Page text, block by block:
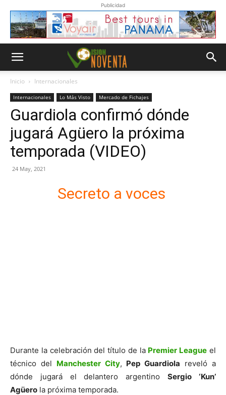
Publicidad
Inicio Internacionales
Internacionales Lo Más Visto Mercado de Fichajes
Guardiola confirmó dónde
jugará Agüero la próxima
temporada (VIDEO)
24 May, 2021
Secreto a voces
Durante la celebración del título de la Premier League el
técnico del Manchester City, Pep Guardiola reveló a
dónde jugará el delantero argentinoSergio ‘Kun’
Agüero la próxima temporada.